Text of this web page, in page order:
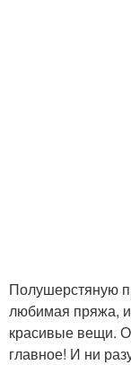
Зимняя
Полушерстяную
любимая пряжа,
красивые вещи.
главное! И ни